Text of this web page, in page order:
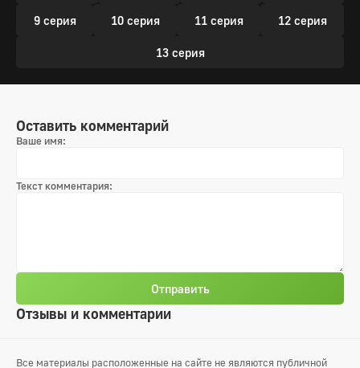
9 серия 10 серия 11 серия 12 серия
13 серия
Отзывы и комментарии
Оставить комментарий
Ваше имя:
Текст комментария:
Отправить
Все материалы расположенные на сайте не являются публичной